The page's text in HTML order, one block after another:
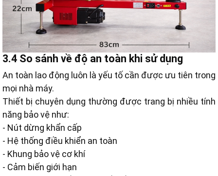
3.4 So sánh về độ an toàn khi sử dụng
An toàn lao động luôn là yếu tố cần được ưu tiên trong
mọi nhà máy.
Thiết bị chuyên dụng thường được trang bị nhiều tính
năng bảo vệ như:
- Nút dừng khẩn cấp
- Hệ thống điều khiển an toàn
- Khung bảo vệ cơ khí
- Cảm biến giới hạn